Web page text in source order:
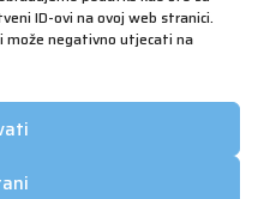
ID-ovi na ovoj web stranici.
može negativno utjecati na